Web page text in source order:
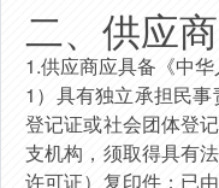
二、 供应
1.供应商应具备《中
1）具有独立承担民
登记证或社会团体登
支机构，须取得具有
许可证）复印件；已